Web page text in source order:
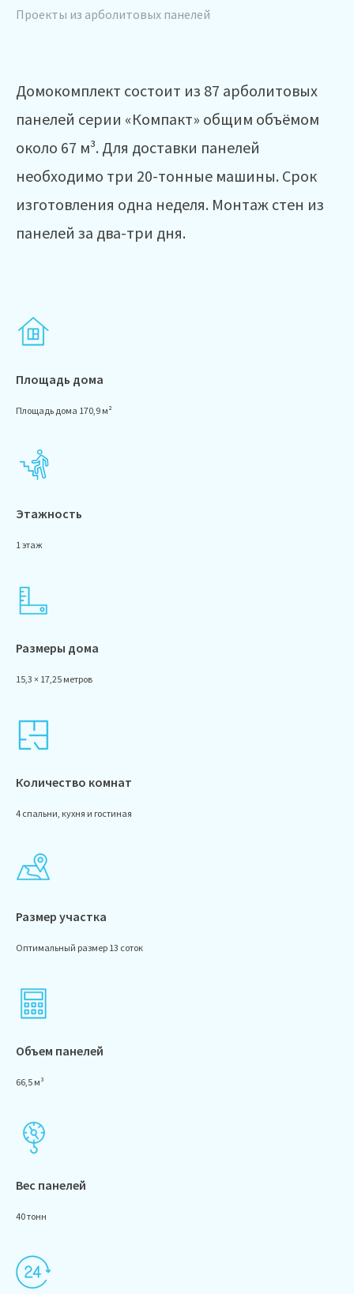
Проекты из арболитовых панелей
Домокомплект состоит из 87 арболитовых
панелей серии «Компакт» общим объёмом
около 67 м³. Для доставки панелей
необходимо три 20-тонные машины. Срок
изготовления одна неделя. Монтаж стен из
панелей за два-три дня.
Площадь дома
Площадь дома 170,9 м²
Этажность
1 этаж
Размеры дома
15,3 × 17,25 метров
Количество комнат
4 спальни, кухня и гостиная
Размер участка
Оптимальный размер 13 соток
Объем панелей
66,5 м³
Вес панелей
40 тонн